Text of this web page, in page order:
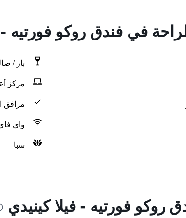
في فندق روكو فورتيه -
بار /
مركز
مرافق
واي
سبا
روكو فورتيه - فيلا كينيدي